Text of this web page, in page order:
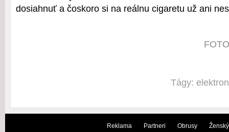
dosiahnuť a čoskoro si na reálnu cigaretu už ani
Tágy:
Reklama Partneri Obrusy